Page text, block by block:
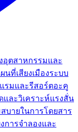
อุตสาหกรรมและ
นที่เสียงเมืองระบบ
รมและรีสอร์ตอะคู
และวิเคราะห์แรงสั่น
บายในการโดยสาร
การจำลองและ